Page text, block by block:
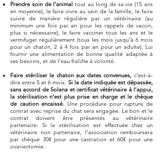
Prendre soin de l’animal tout au long de sa vie (15 ans
en moyenne), le faire vivre au sein de la famille, le faire
suivre de manière régulière par un vétérinaire (au
minimum une fois par an pour les rappels de vaccin,
plus si nécessaire), le faire vacciner tous les ans et le
vermifuger régulièrement (tous les mois jusqu’à 6 mois
pour un chaton, 2 à 4 fois par an pour un adulte). Lui
fournir une alimentation de bonne qualité adaptée à
ses besoins, et de l’eau fraîche à volonté.
Faire stériliser le chaton aux dates convenues, c'est-à-
dire entre 5 et 6 mois. Si la date indiquée est dépassée,
sans accord de Solana et certificat vétérinaire à l’appui,
la stérilisation n’est plus prise en charge et le chèque
de caution encaissé. Une procédure pour rupture de
contrat avec reprise du chat sera engagée. Le bon et le
contrat doivent être présentés au vétérinaire
partenaire. Si la stérilisation est effectuée chez un
vétérinaire non partenaire, l’association remboursera
par chèque 30€ pour une castration et 60€ pour une
ovariectomie.